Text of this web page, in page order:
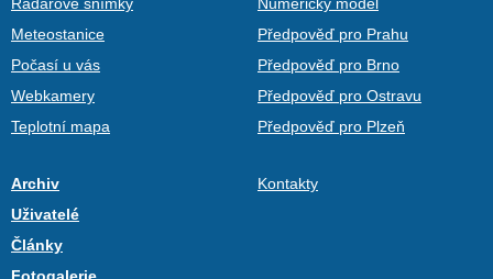
Radarové snímky
Meteostanice
Počasí u vás
Webkamery
Teplotní mapa
Numerický model
Předpověď pro Prahu
Předpověď pro Brno
Předpověď pro Ostravu
Předpověď pro Plzeň
Archiv
Uživatelé
Články
Kontakty